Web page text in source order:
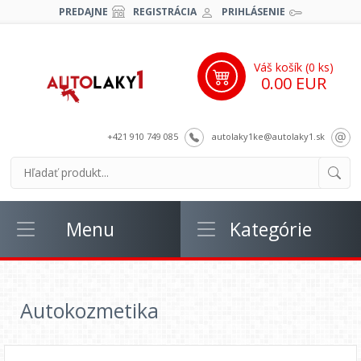
PREDAJNE REGISTRÁCIA PRIHLÁSENIE
+421 910 749 085 autolaky1ke@autolaky1.sk
Váš košík (0 ks)
0.00 EUR
Menu Kategórie
Autokozmetika